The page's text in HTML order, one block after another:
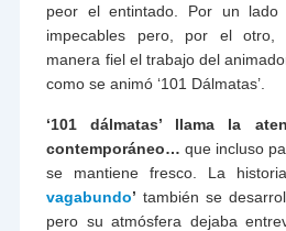
peor el entintado. Por un lado
impecables pero, por el
manera fiel el trabajo del
como se animó ‘101 Dálmatas’.
‘101 dálmatas’ llama la
contemporáneo… que incluso
se mantiene fresco. La
vagabundo’ también se
pero su atmósfera dejaba